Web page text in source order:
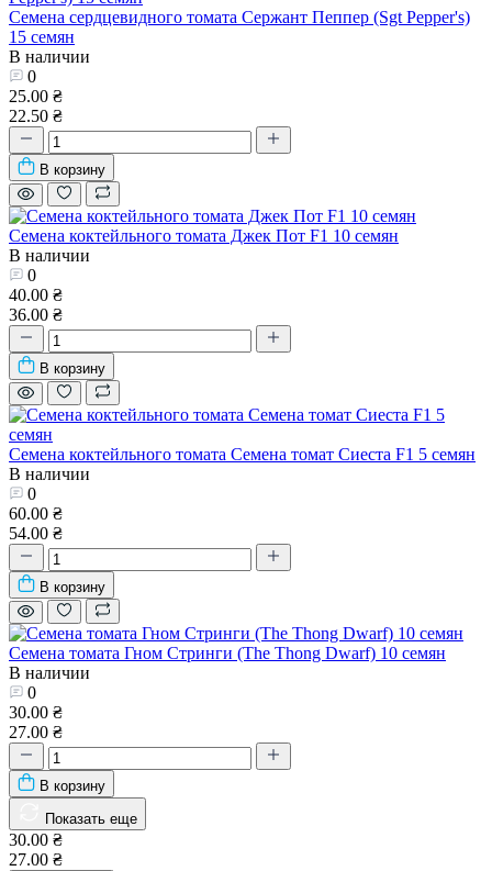
Семена сердцевидного томата Сержант Пеппер (Sgt Pepper's)
15 семян
В наличии
0
25.00 ₴
22.50 ₴
В корзину
Семена коктейльного томата Джек Пот F1 10 семян
В наличии
0
40.00 ₴
36.00 ₴
В корзину
Семена коктейльного томата Семена томат Сиеста F1 5 семян
В наличии
0
60.00 ₴
54.00 ₴
В корзину
Семена томата Гном Стринги (The Thong Dwarf) 10 семян
В наличии
0
30.00 ₴
27.00 ₴
В корзину
Показать еще
30.00 ₴
27.00 ₴